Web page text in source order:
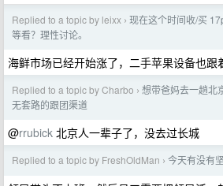
Replied to a topic by leixx › 现在这个时间收/买
等看？理性讨论。
海鲜市场已经开始涨了，二手苹果设备也跟
Replied to a topic by Charbo › 想带爸妈去一趟北
无套路的跟团渠道
@rrubick 北京人一辈子了，没去过长城
Replied to a topic by FreshOldMan › 今天有没有